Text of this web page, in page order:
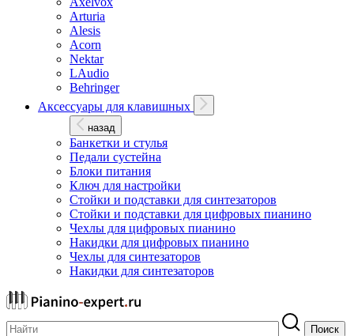
Arturia
Alesis
Acorn
Nektar
LAudio
Behringer
Аксессуары для клавишных
назад
Банкетки и стулья
Педали сустейна
Блоки питания
Ключ для настройки
Стойки и подставки для синтезаторов
Стойки и подставки для цифровых пианино
Чехлы для цифровых пианино
Накидки для цифровых пианино
Чехлы для синтезаторов
Накидки для синтезаторов
Поиск